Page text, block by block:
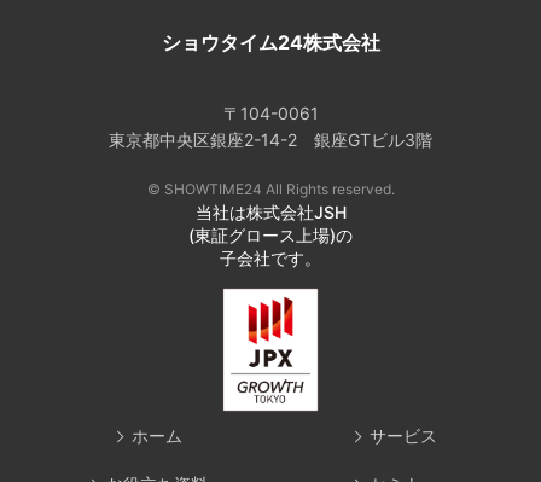
ショウタイム24株式会社
〒104-0061
東京都中央区銀座2-14-2 銀座GTビル3階
© SHOWTIME24 All Rights reserved.
当社は株式会社JSH
(東証グロース上場)の
子会社です。
ホーム サービス